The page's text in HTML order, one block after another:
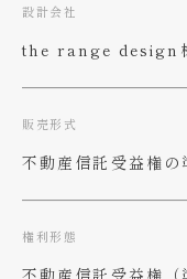
設計会社
the range design
販売形式
不動産信託受益権の
権利形態
不動産信託受益権（